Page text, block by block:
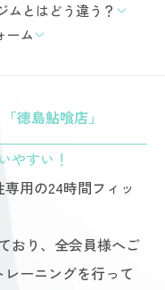
ムとはどう違う？
ーム
「徳島鮎喰店」
やすい！
用の24時間フィッ
おり、全会員様へご
ーニングを行って